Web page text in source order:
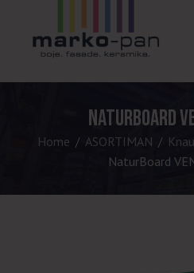
NaturBoard
Home / ASORTIMAN /
NaturBoard